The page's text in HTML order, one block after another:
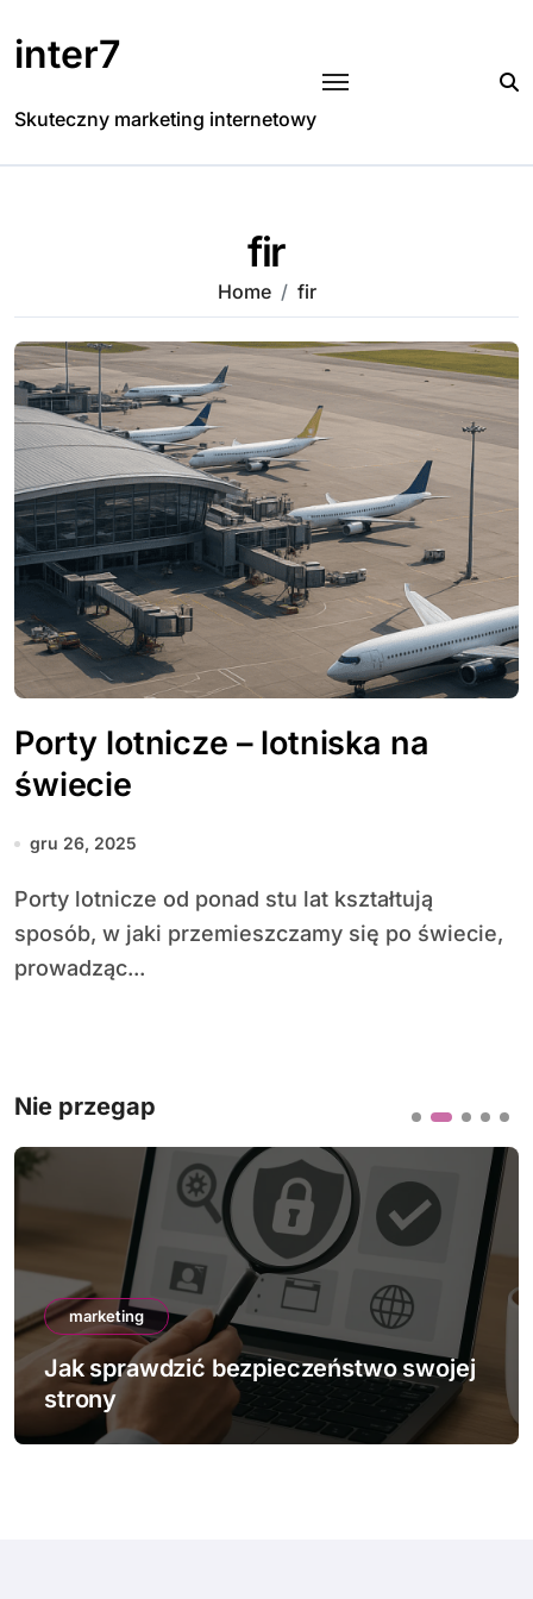
to
content
inter7
Skuteczny marketing internetowy
fir
Home fir
Porty lotnicze – lotniska na
świecie
gru 26, 2025
Porty lotnicze od ponad stu lat kształtują
sposób, w jaki przemieszczamy się po świecie,
prowadząc...
Nie przegap
marketing
Jak sprawdzić bezpieczeństwo swojej
strony